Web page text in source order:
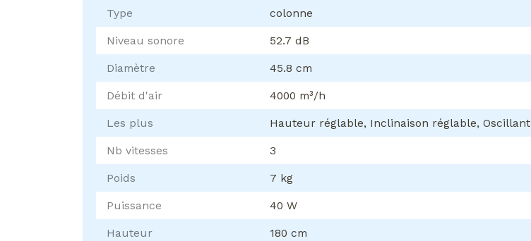
Type colonne
Niveau sonore 52.7 dB
Diamètre 45.8 cm
Débit d'air 4000 m³/h
Les plus Hauteur réglable, Inclinaison réglable, Oscillant
Nb vitesses 3
Poids 7 kg
Puissance 40 W
Hauteur 180 cm